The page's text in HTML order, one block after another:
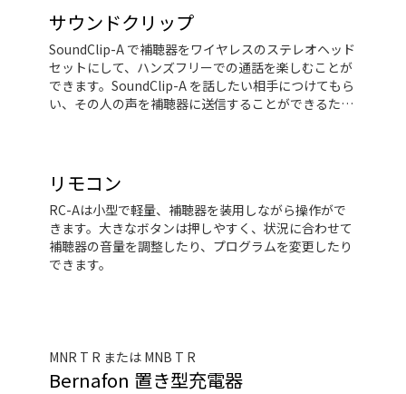
サウンドクリップ
SoundClip-A で補聴器をワイヤレスのステレオヘッド
セットにして、ハンズフリーでの通話を楽しむことが
できます。SoundClip-A を話したい相手につけてもら
い、その人の声を補聴器に送信することができるた
やデバイスによっては、音楽や音声を補聴器にスト
リーミングするために、SoundClip-A が必要となりま
す。
リモコン
RC-Aは小型で軽量、補聴器を装用しながら操作がで
きます。大きなボタンは押しやすく、状況に合わせて
補聴器の音量を調整したり、プログラムを変更したり
できます。
MNR T R または MNB T R
Bernafon 置き型充電器